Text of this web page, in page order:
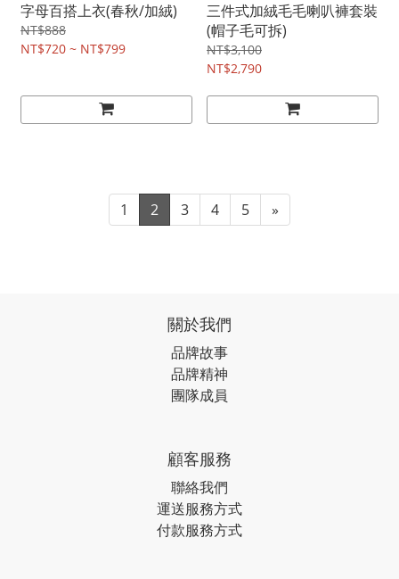
字母百搭上衣(春秋/加絨)
NT$888
NT$720 ~ NT$799
三件式加絨毛毛喇叭褲套裝
(帽子毛可拆)
NT$3,100
NT$2,790
1 2 3 4 5 »
關於我們
品牌故事
品牌精神
團隊成員
顧客服務
聯絡我們
運送服務方式
付款服務方式